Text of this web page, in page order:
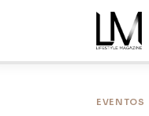
Noticias
EVENTOS